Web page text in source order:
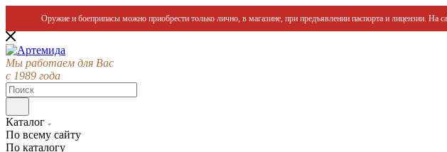
Оружие и боеприпасы можно приобрести только лично, в магазине, при предъявлении паспорта и лицензии. На
Мы работаем для Вас
с 1989 года
Каталог
По всему сайту
По каталогу